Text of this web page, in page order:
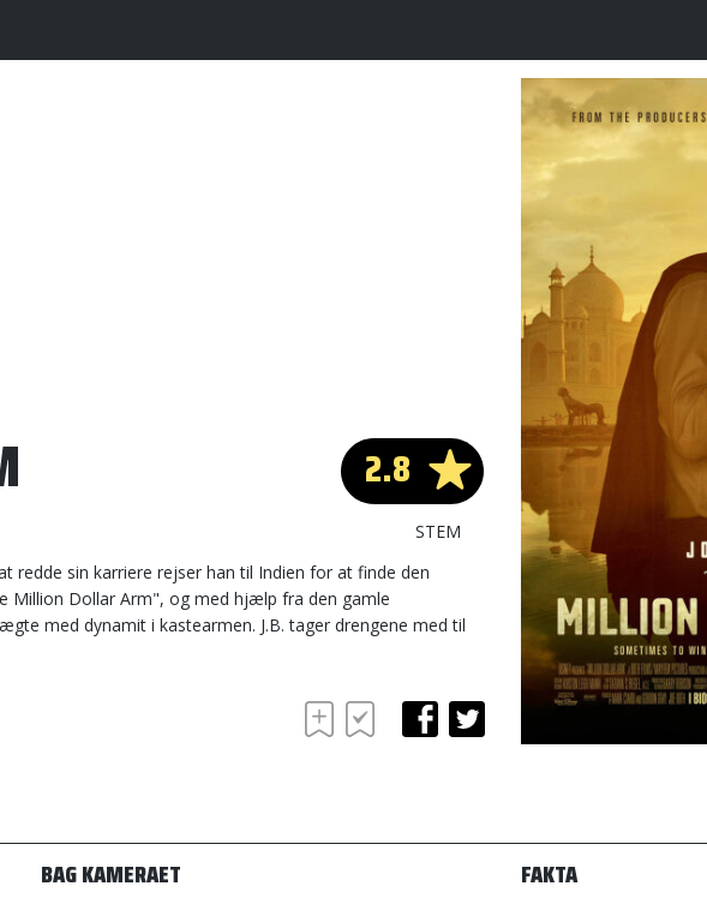
2.8
STEM
redde sin karriere rejser han til Indien for at finde den
Million Dollar Arm", og med hjælp fra den gamle
med dynamit i kastearmen. J.B. tager drengene med til
BAG KAMERAET FAKTA